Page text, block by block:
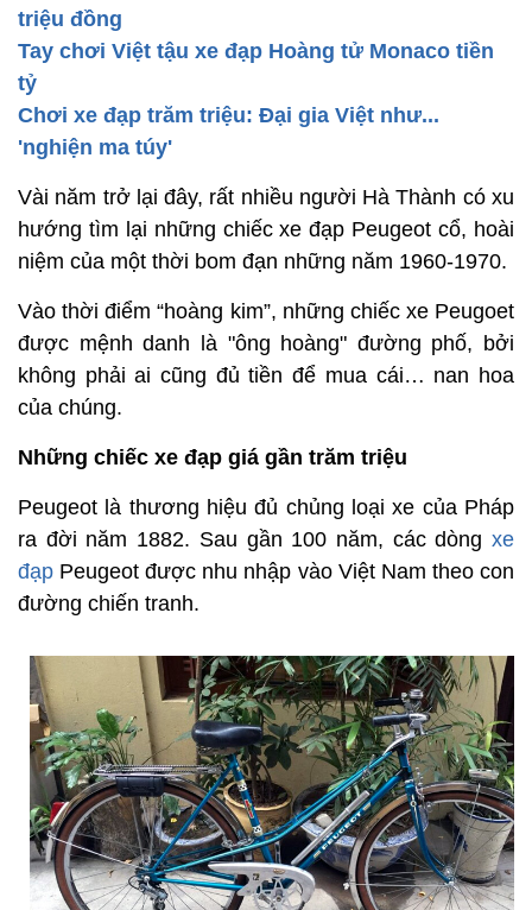
triệu đồng
Tay chơi Việt tậu xe đạp Hoàng tử Monaco tiền
tỷ
Chơi xe đạp trăm triệu: Đại gia Việt như...
'nghiện ma túy'
Vài năm trở lại đây, rất nhiều người Hà Thành có xu
hướng tìm lại những chiếc xe đạp Peugeot cổ, hoài
niệm của một thời bom đạn những năm 1960-1970.
Vào thời điểm “hoàng kim”, những chiếc xe Peugoet
được mệnh danh là "ông hoàng" đường phố, bởi
không phải ai cũng đủ tiền để mua cái… nan hoa
của chúng.
Những chiếc xe đạp giá gần trăm triệu
Peugeot là thương hiệu đủ chủng loại xe của Pháp
ra đời năm 1882. Sau gần 100 năm, các dòng xe
đạp Peugeot được nhu nhập vào Việt Nam theo con
đường chiến tranh.